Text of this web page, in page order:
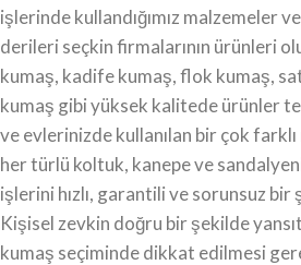
işlerinde kullandığımız malzemeler
derileri seçkin firmalarının ürünleri
kumaş, kadife kumaş, flok kumaş,
kumaş gibi yüksek kalitede ürünler
ve evlerinizde kullanılan bir çok
her türlü koltuk, kanepe ve
işlerini hızlı, garantili ve sorunsuz
Kişisel zevkin doğru bir şekilde
kumaş seçiminde dikkat edilmesi